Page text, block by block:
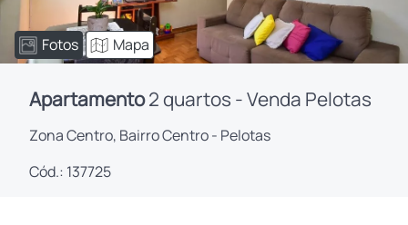
Fotos Mapa
Apartamento2 quartos - Venda Pelotas
Zona Centro, Bairro Centro - Pelotas
Cód.: 137725